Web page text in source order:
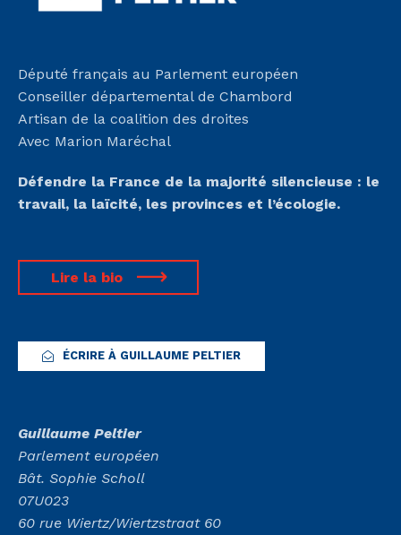
Député français au Parlement européen
Conseiller départemental de Chambord
Artisan de la coalition des droites
Avec Marion Maréchal
Défendre la France de la majorité silencieuse : le
travail, la laïcité, les provinces et l’écologie.
Lire la bio
ÉCRIRE À GUILLAUME PELTIER
Guillaume Peltier
Parlement européen
Bât. Sophie Scholl
07U023
60 rue Wiertz/Wiertzstraat 60